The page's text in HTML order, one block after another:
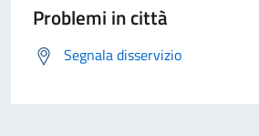
Problemi in città
Segnala disservizio